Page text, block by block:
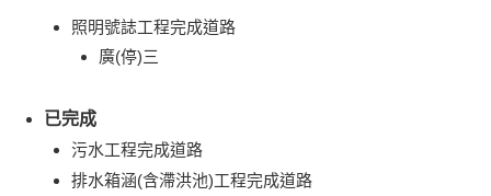
照明號誌工程完成道路
廣(停)三
已完成
污水工程完成道路
排水箱涵(含滯洪池)工程完成道路